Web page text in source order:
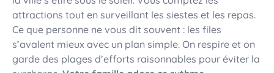
attractions tout en surveillant les siestes et les repas.
Ce que personne ne vous dit souvent : les files
s’avalent mieux avec un plan simple. On respire et on
garde des plages d’efforts raisonnables pour éviter la